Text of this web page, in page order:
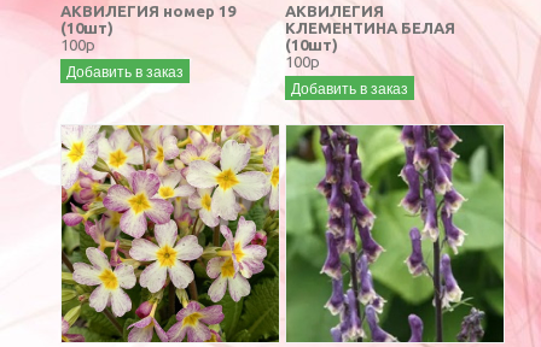
АКВИЛЕГИЯ номер 19
(10шт)
100р
Добавить в заказ
АКВИЛЕГИЯ
КЛЕМЕНТИНА БЕЛАЯ
(10шт)
100р
Добавить в заказ